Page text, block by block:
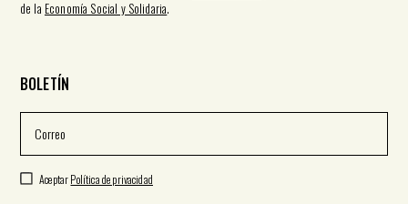
de la Economía Social y Solidaria.
BOLETÍN
AceptarPolítica de privacidad